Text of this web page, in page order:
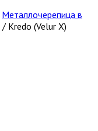
Металлочерепица в
/ Kredo (Velur X)